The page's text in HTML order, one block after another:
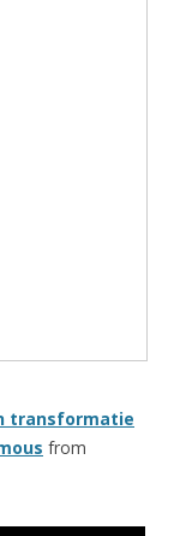
transformatie
from